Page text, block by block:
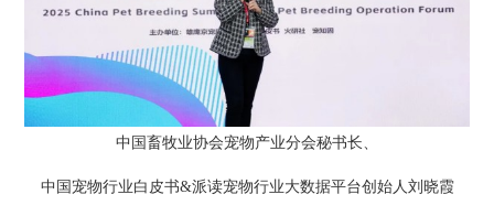
中国畜牧业协会宠物产业分会秘书长、
中国宠物行业白皮书&派读宠物行业大数据平台创始人刘晓霞